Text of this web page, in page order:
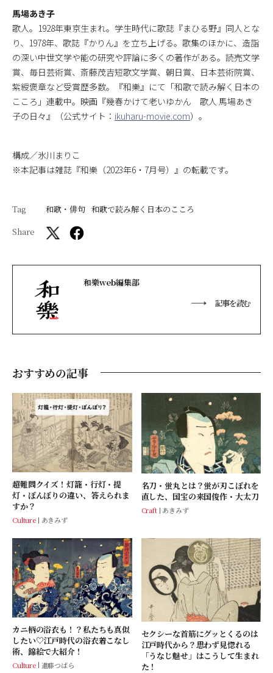
馬場あき子
歌人。1928年東京生まれ。学生時代に歌誌『まひる野』同人とな
り、1978年、歌誌『かりん』を立ち上げる。歌集のほかに、造詣
の深い中世文学や能の研究や評論に多くの著作がある。読売文学
賞、毎日芸術賞、斎藤茂吉短歌文学賞、朝日賞、日本芸術院賞、
紫綬褒章など受賞歴多数。『和樂』にて「和歌で読み解く日本の
こころ」連載中。映画『幾春かけて老いゆかん 歌人 馬場あき
子の日々』（公式サイト： ikuharu-movie.com）。
構成／氷川まりこ
※本記事は雑誌『和樂（2023年6・7月号）』の転載です。
Tag 和歌・俳句 和歌で読み解く日本のこころ
Share
和樂web編集部
記事を読む
おすすめの記事
超難問クイズ！灯籠・行灯・提
灯・ぼんぼりの違い、答えられま
すか？
Culture あきみず
名刀・蛍丸とは？蛍が刃こぼれを
直した、国宝の来国俊作・大太刀
Craft あきみず
カニ柄の浴衣も！？私たちも真似
したい♡江戸時代の浴衣着こなし
術、錦絵で大紹介！
Culture 進藤つばら
セクシーな首筋にグッとくるのは
江戸時代から？思わず見惚れる
「うなじ魅せ」はこうして生まれ
た！